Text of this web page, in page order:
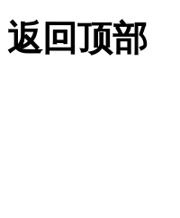
返回顶部